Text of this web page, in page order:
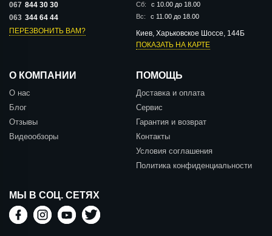
067 844 30 30
063 344 64 44
ПЕРЕЗВОНИТЬ ВАМ?
Сб:
с 10.00 до 18.00
Вс:
с 11.00 до 18.00
Киев, Харьковское Шоссе, 144Б
ПОКАЗАТЬ НА КАРТЕ
О КОМПАНИИ
О нас
Блог
Отзывы
Видеообзоры
ПОМОЩЬ
Доставка и оплата
Сервис
Гарантия и возврат
Контакты
Условия соглашения
Политика конфиденциальности
МЫ В СОЦ. СЕТЯХ